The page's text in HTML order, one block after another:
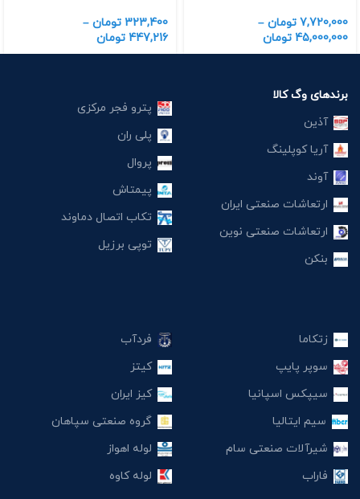
7,720,000 تومان –
45,000,000 تومان
323,400 تومان –
447,216 تومان
برندهای وگ کالا
آذین
آریا کوپلینگ
آوند
ارتعاشات صنعتی ایران
ارتعاشات صنعتی نوین
بنکن
پترو فجر مرکزی
پلی ران
پروال
پیمتاش
تکاب اتصال دماوند
توپی برزیل
زتکاما
سوپر پایپ
سیپکس اسپانیا
سیم ایتالیا
شیرآلات صنعتی سام
فاراب
فردآب
کیتز
کیز ایران
گروه صنعتی سپاهان
لوله اهواز
لوله کاوه